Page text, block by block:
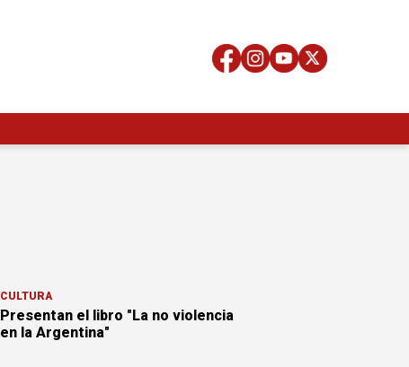
CULTURA
Presentan el libro "La no violencia
en la Argentina"